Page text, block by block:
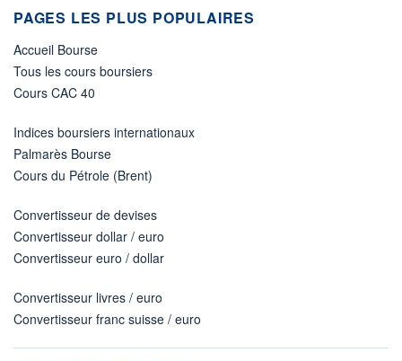
PAGES LES PLUS POPULAIRES
Accueil Bourse
Tous les cours boursiers
Cours CAC 40
Indices boursiers internationaux
Palmarès Bourse
Cours du Pétrole (Brent)
Convertisseur de devises
Convertisseur dollar / euro
Convertisseur euro / dollar
Convertisseur livres / euro
Convertisseur franc suisse / euro